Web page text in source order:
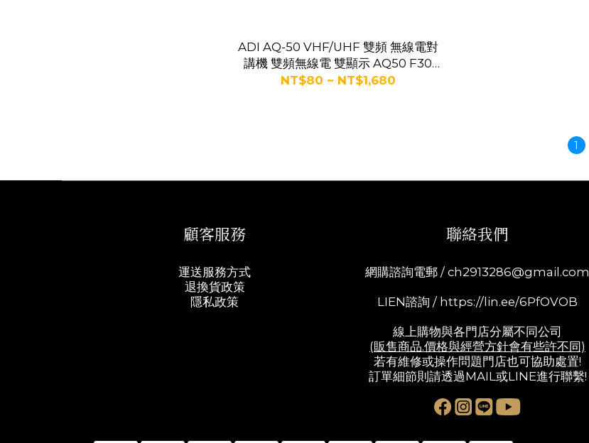
ADI AQ-50 VHF/UHF 雙頻 無線電對
講機 雙頻無線電 雙顯示 AQ50 F30
AF68
NT$80 ~ NT$1,680
1
顧客服務
運送服務方式
退換貨政策
隱私政策
聯絡我們
網購諮詢電郵 / ch2913286@gmail.com
LIEN諮詢 / https://lin.ee/6PfOVOB
線上購物與各門店分屬不同公司
(販售商品.價格與經營方針會有些許不同)
若有維修或操作問題門店也可協助處置!
訂單細節則請透過MAIL或LINE進行聯繫!